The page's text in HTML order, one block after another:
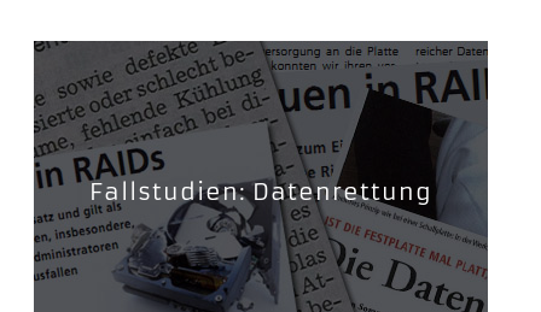
Fallstudien: Datenrettung